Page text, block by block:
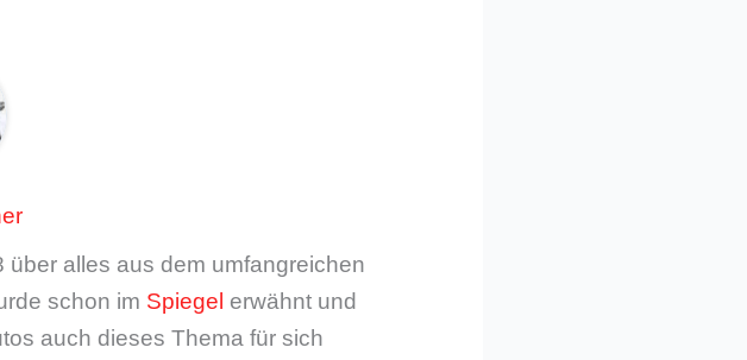
alles aus dem umfangreichen
schon im Spiegel erwähnt und
auch dieses Thema für sich